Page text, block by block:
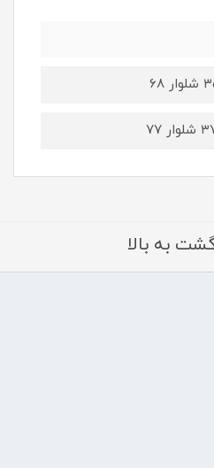
به بالا